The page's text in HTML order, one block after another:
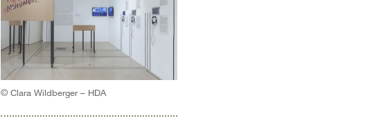
© Clara Wildberger – HDA